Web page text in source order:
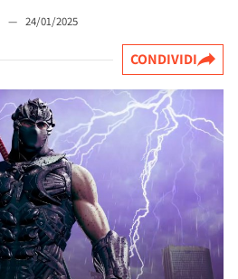
— 24/01/2025
CONDIVIDI